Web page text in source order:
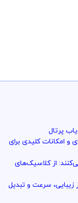
پرتال
و امکانات کلیدی برای
از کلاسیک‌های
زیبایی، سرعت و تبدیل